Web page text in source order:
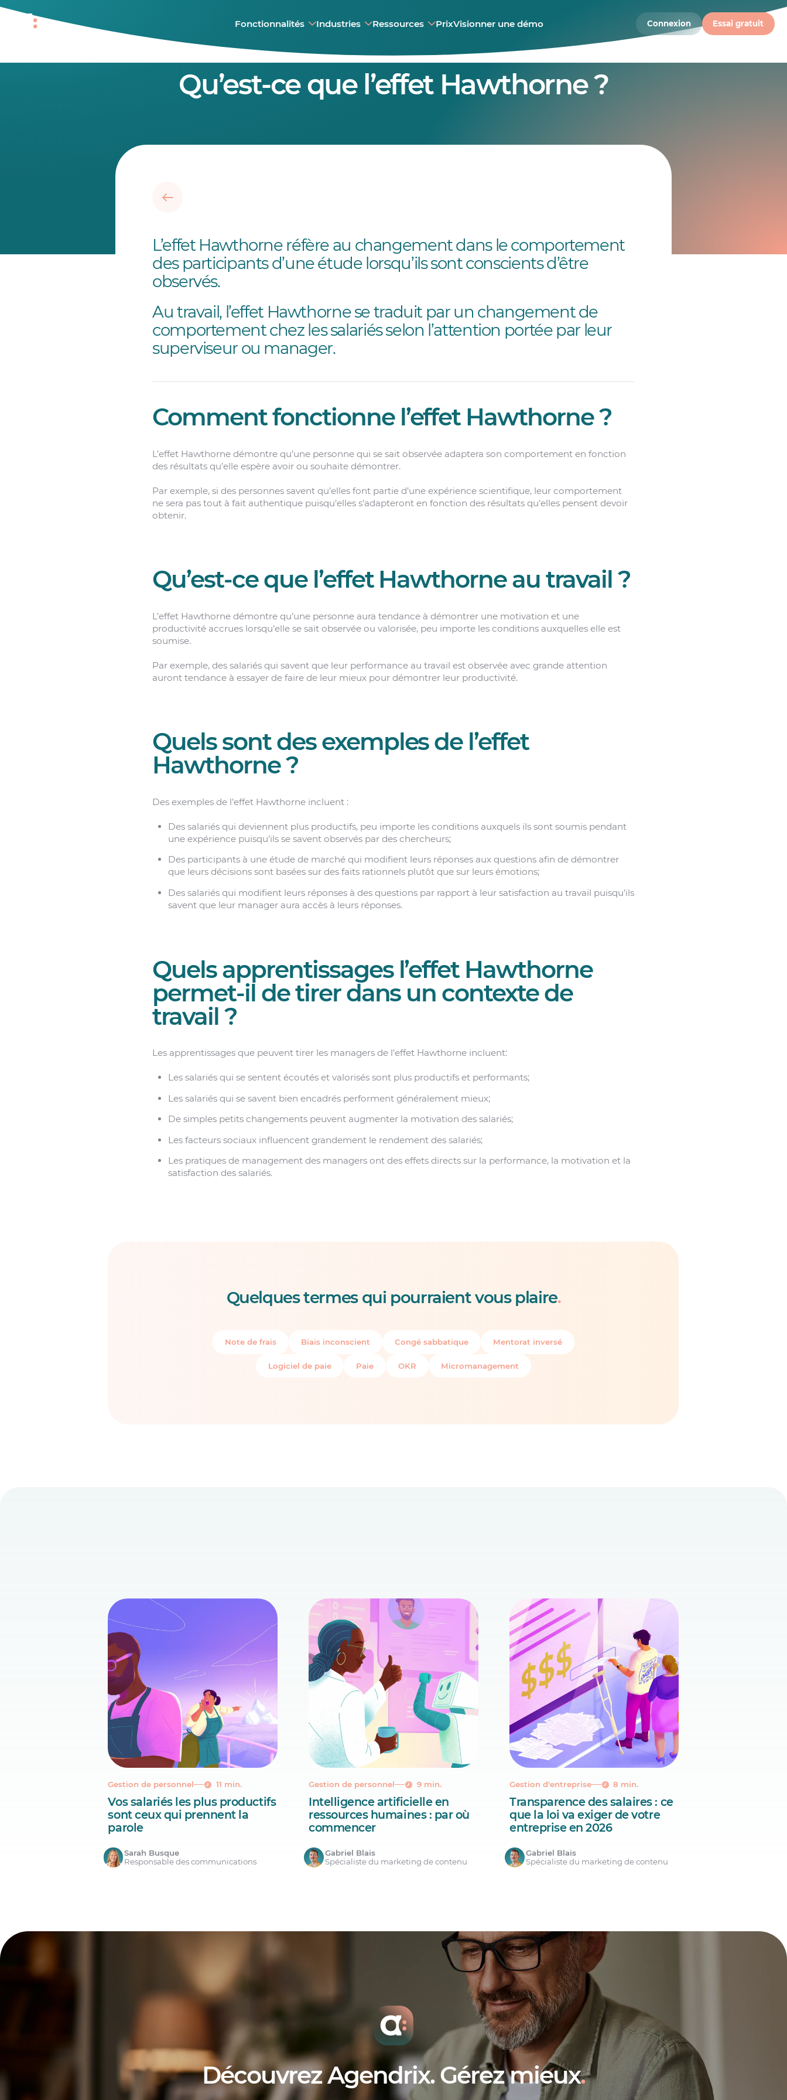
Fonctionnalités Industries Ressources PrixVisionner une démo Connexion Essai gratuit
Qu’est-ce que l’effet Hawthorne ?
L’effet Hawthorne réfère au changement dans le comportement
des participants d’une étude lorsqu’ils sont conscients d’être
observés.
Au travail, l’effet Hawthorne se traduit par un changement de
comportement chez les salariés selon l’attention portée par leur
superviseur ou manager.
Comment fonctionne l’effet Hawthorne ?
L’effet Hawthorne démontre qu’une personne qui se sait observée adaptera son comportement en fonction
des résultats qu’elle espère avoir ou souhaite démontrer.
Par exemple, si des personnes savent qu’elles font partie d’une expérience scientifique, leur comportement
ne sera pas tout à fait authentique puisqu’elles s’adapteront en fonction des résultats qu’elles pensent devoir
obtenir.
Qu’est-ce que l’effet Hawthorne au travail ?
L’effet Hawthorne démontre qu’une personne aura tendance à démontrer une motivation et une
productivité accrues lorsqu’elle se sait observée ou valorisée, peu importe les conditions auxquelles elle est
soumise.
Par exemple, des salariés qui savent que leur performance au travail est observée avec grande attention
auront tendance à essayer de faire de leur mieux pour démontrer leur productivité.
Quels sont des exemples de l’effet
Hawthorne ?
Des exemples de l’effet Hawthorne incluent :
Des salariés qui deviennent plus productifs, peu importe les conditions auxquels ils sont soumis pendant
une expérience puisqu’ils se savent observés par des chercheurs;
Des participants à une étude de marché qui modifient leurs réponses aux questions afin de démontrer
que leurs décisions sont basées sur des faits rationnels plutôt que sur leurs émotions;
Des salariés qui modifient leurs réponses à des questions par rapport à leur satisfaction au travail puisqu’ils
savent que leur manager aura accès à leurs réponses.
Quels apprentissages l’effet Hawthorne
permet-il de tirer dans un contexte de
travail ?
Les apprentissages que peuvent tirer les managers de l’effet Hawthorne incluent:
Les salariés qui se sentent écoutés et valorisés sont plus productifs et performants;
Les salariés qui se savent bien encadrés performent généralement mieux;
De simples petits changements peuvent augmenter la motivation des salariés;
Les facteurs sociaux influencent grandement le rendement des salariés;
Les pratiques de management des managers ont des effets directs sur la performance, la motivation et la
satisfaction des salariés.
Quelques termes qui pourraient vous plaire.
Note de frais Biais inconscient Congé sabbatique Mentorat inversé
Logiciel de paie Paie OKR Micromanagement
Gestion de personnel 11 min.
Vos salariés les plus productifs
sont ceux qui prennent la
parole
Sarah Busque
Responsable des communications
Gestion de personnel 9 min.
Intelligence artificielle en
ressources humaines : par où
commencer
Gabriel Blais
Spécialiste du marketing de contenu
Gestion d'entreprise 8 min.
Transparence des salaires : ce
que la loi va exiger de votre
entreprise en 2026
Gabriel Blais
Spécialiste du marketing de contenu
Découvrez Agendrix. Gérez mieux.